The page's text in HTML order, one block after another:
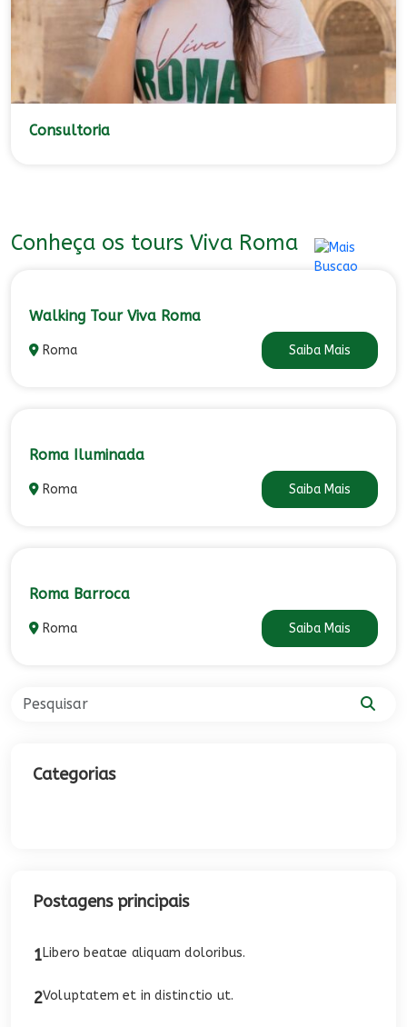
Categorias
Postagens principais
1Libero beatae aliquam doloribus.
2Voluptatem et in distinctio ut.
Consultoria
Conheça os tours Viva Roma
Walking Tour Viva Roma
Roma Saiba Mais
Roma Iluminada
Roma Saiba Mais
Roma Barroca
Roma Saiba Mais